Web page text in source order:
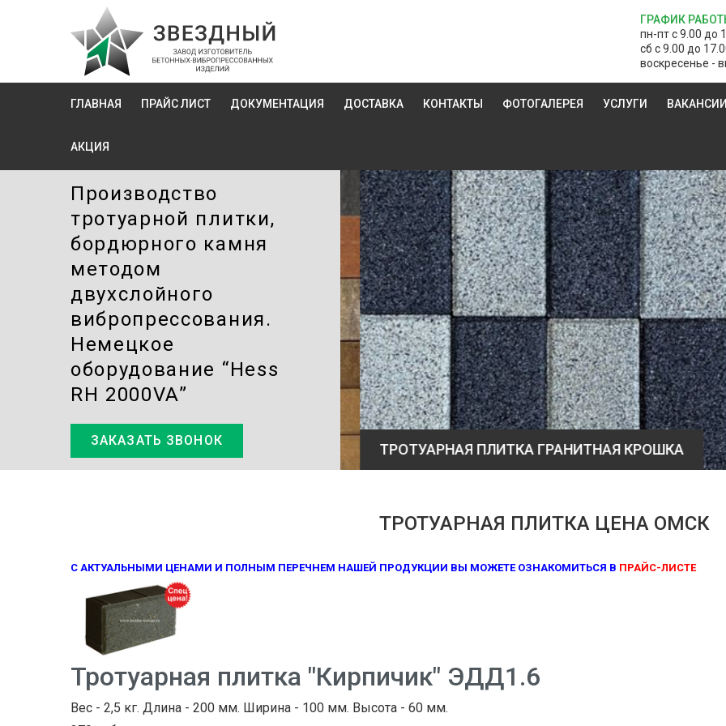
ГРАФИК
пн-пт с 9.00 до
сб с 9.00 до
воскресенье -
ГЛАВНАЯ ПРАЙС ЛИСТ ДОКУМЕНТАЦИЯ ДОСТАВКА КОНТАКТЫ ФОТОГАЛЕРЕЯ УСЛУГИ ВАКАНСИИ
АКЦИЯ
Производство
тротуарной плитки,
бордюрного камня
методом
двухслойного
вибропресcования.
Немецкое
оборудование “Hess
RH 2000VA”
ЗАКАЗАТЬ ЗВОНОК
ТРОТУАРНАЯ ПЛИТКА ГРАНИТНАЯ КРОШКА
ТРОТУАРНАЯ ПЛИТКА ЦЕНА ОМСК
С АКТУАЛЬНЫМИ ЦЕНАМИ И ПОЛНЫМ ПЕРЕЧНЕМ НАШЕЙ ПРОДУКЦИИ ВЫ МОЖЕТЕ ОЗНАКОМИТЬСЯ В ПРАЙС-ЛИСТЕ
Тротуарная плитка "Кирпичик" ЭДД1.6
Вес - 2,5 кг. Длина - 200 мм. Ширина - 100 мм. Высота - 60 мм.